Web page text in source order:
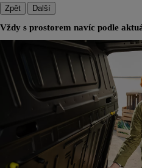
Zpět Další
Vždy s prostorem navíc podle